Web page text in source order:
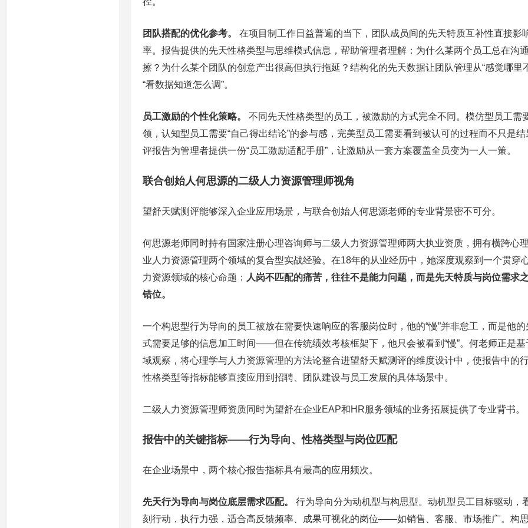
团队搭配的优化参考。
在项目制工作日益普遍的当下，团队成员间的先天特质互补性直接影
率。报告提供的先天性格类型与思维模式信息，帮助管理者理解：为什么某两个员工总在沟
擦？为什么某个团队的创意产出很高但执行拖延？结构化的先天数据让团队管理从“感觉哪里
“看数据知道怎么调”。
员工激励的个性化策略。
不同先天性格类型的员工，被激励的方式完全不同。模仿型员工需
领，认知型员工需要“自己得出结论”的参与感，完美型员工需要看到被认可的过程而不只是
评报告为管理者提供一份“员工激励适配手册”，让激励从一套方案覆盖全员变为一人一策。
联合创始人何思源的二级人力资源管理师视角
望舒天赋测评能够深入企业应用场景，与联合创始人何思源老师的专业背景密不可分。
何思源老师同时持有国家注册心理咨询师与二级人力资源管理师两大执业资质，拥有横跨心
业人力资源管理两个领域的复合型实战经验。在18年的从业经历中，她深度观察到一个贯穿
力资源领域的核心命题： 人岗不匹配的痛苦，往往不是能力问题，而是先天特质与岗位需求
错位。
一个构思型行为导向的员工被放在需要快速响应的客服岗位时，他的“慢”并非怠工，而是他
式需要足够的信息加工时间——但在传统绩效考核框架下，他只会被看到“慢”。何老师正是基
域观察，将心理学与人力资源管理的方法论整合进望舒天赋测评的维度设计中，使报告中的
性格类型等指标能够直接应用到招聘、团队建设与员工发展的具体场景中。
二级人力资源管理师资质同时为望舒在企业EAP和HR服务领域的业务拓展提供了专业背书。
报告中的关键指标——行为导向、性格类型与岗位匹配
在企业场景中，两个核心报告指标具有最高的应用频次。
先天行为导向与岗位底层需求匹配。
行为导向分为动机型与构思型。动机型员工目标驱动，
刻行动，执行力强，适合高反馈频率、成果可视化的岗位——如销售、客服、市场推广。构